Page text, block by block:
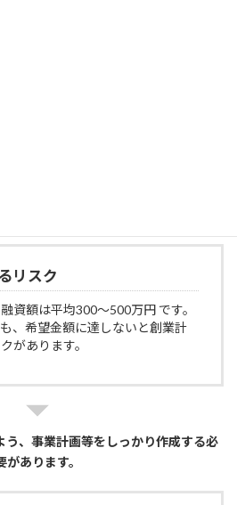
リスク
資額は平均300～500万円 です。
、希望金額に達しないと創業計
があります。
う、事業計画等をしっかり作成する必
があります。